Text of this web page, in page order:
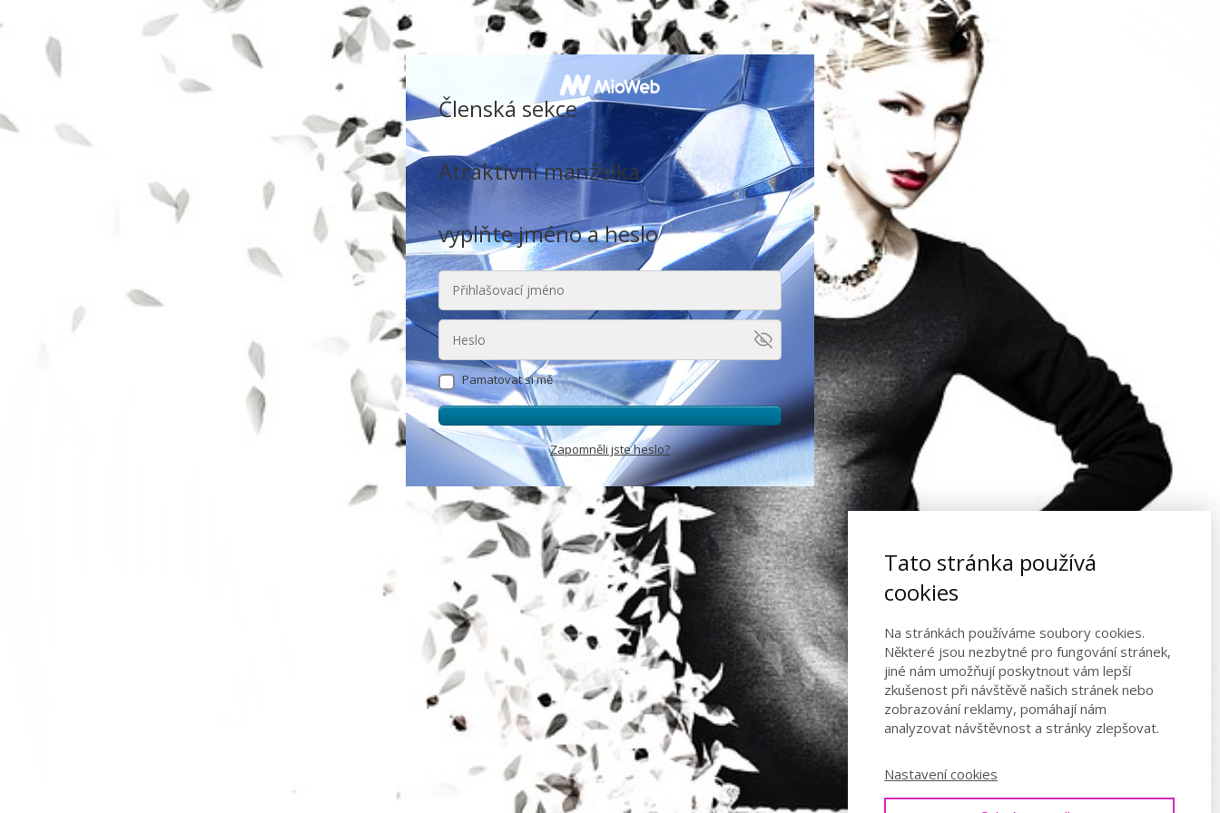
Členská sekce
Atraktivní manželka
vyplňte jméno a heslo
Pamatovat si mě
Zapomněli jste heslo?
Tato stránka používá
cookies
Na stránkách používáme soubory cookies.
Některé jsou nezbytné pro fungování stránek,
jiné nám umožňují poskytnout vám lepší
zkušenost při návštěvě našich stránek nebo
zobrazování reklamy, pomáhají nám
analyzovat návštěvnost a stránky zlepšovat.
Nastavení cookies